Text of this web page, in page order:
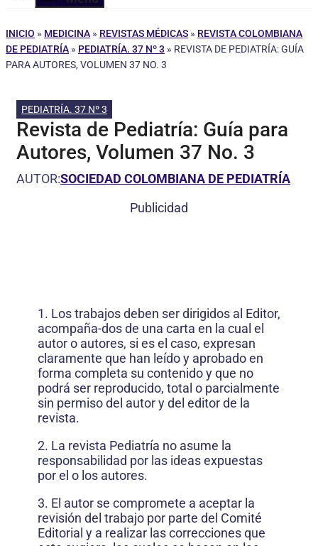
INICIO » MEDICINA » REVISTAS MÉDICAS » REVISTA COLOMBIANA
DE PEDIATRÍA » PEDIATRÍA. 37 Nº 3 » REVISTA DE PEDIATRÍA: GUÍA
PARA AUTORES, VOLUMEN 37 NO. 3
PEDIATRÍA. 37 Nº 3
Revista de Pediatría: Guía para
Autores, Volumen 37 No. 3
AUTOR:SOCIEDAD COLOMBIANA DE PEDIATRÍA
Publicidad
1. Los trabajos deben ser dirigidos al Editor,
acompaña-dos de una carta en la cual el
autor o autores, si es el caso, expresan
claramente que han leído y aprobado en
forma completa su contenido y que no
podrá ser reproducido, total o parcialmente
sin permiso del autor y del editor de la
revista.
2. La revista Pediatría no asume la
responsabilidad por las ideas expuestas
por el o los autores.
3. El autor se compromete a aceptar la
revisión del trabajo por parte del Comité
Editorial y a realizar las correcciones que